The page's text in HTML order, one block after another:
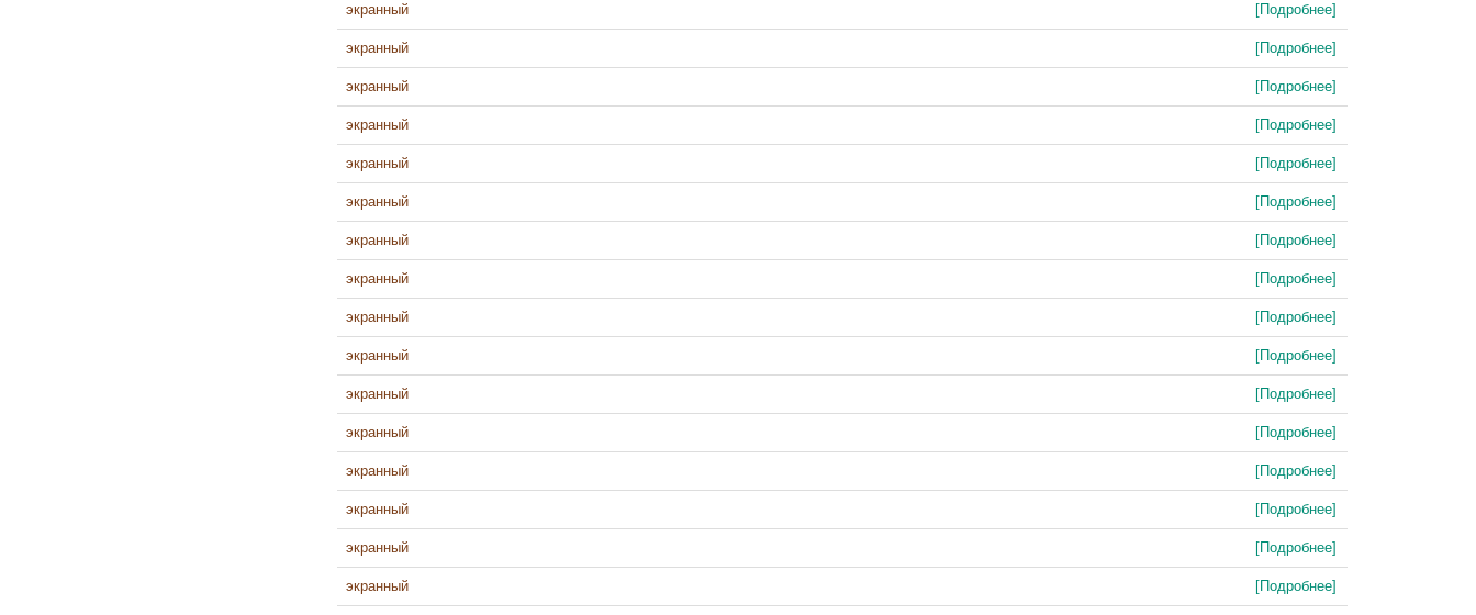
экранный [Подробнее]
экранный [Подробнее]
экранный [Подробнее]
экранный [Подробнее]
экранный [Подробнее]
экранный [Подробнее]
экранный [Подробнее]
экранный [Подробнее]
экранный [Подробнее]
экранный [Подробнее]
экранный [Подробнее]
экранный [Подробнее]
экранный [Подробнее]
экранный [Подробнее]
экранный [Подробнее]
экранный [Подробнее]